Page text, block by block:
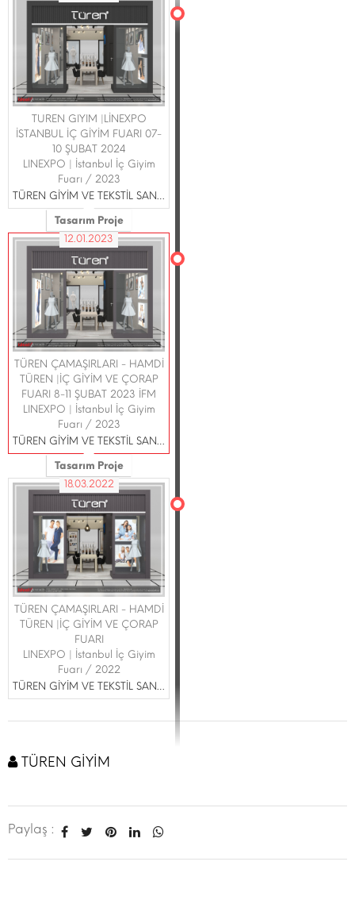
TUREN GIYIM |LİNEXPO
İSTANBUL İÇ GİYİM FUARI 07-
10 ŞUBAT 2024
LINEXPO | İstanbul İç Giyim
Fuarı / 2023
TÜREN GİYİM VE TEKSTİL SAN.TİC.LTD ŞTİ.
Tasarım Proje
12.01.2023
TÜREN ÇAMAŞIRLARI - HAMDİ
TÜREN |İÇ GİYİM VE ÇORAP
FUARI 8-11 ŞUBAT 2023 İFM
LINEXPO | İstanbul İç Giyim
Fuarı / 2023
TÜREN GİYİM VE TEKSTİL SAN.TİC.LTD ŞTİ.
Tasarım Proje
18.03.2022
TÜREN ÇAMAŞIRLARI - HAMDİ
TÜREN |İÇ GİYİM VE ÇORAP
FUARI
LINEXPO | İstanbul İç Giyim
Fuarı / 2022
TÜREN GİYİM VE TEKSTİL SAN.TİC.LTD ŞTİ.
TÜREN GİYİM
Paylaş :